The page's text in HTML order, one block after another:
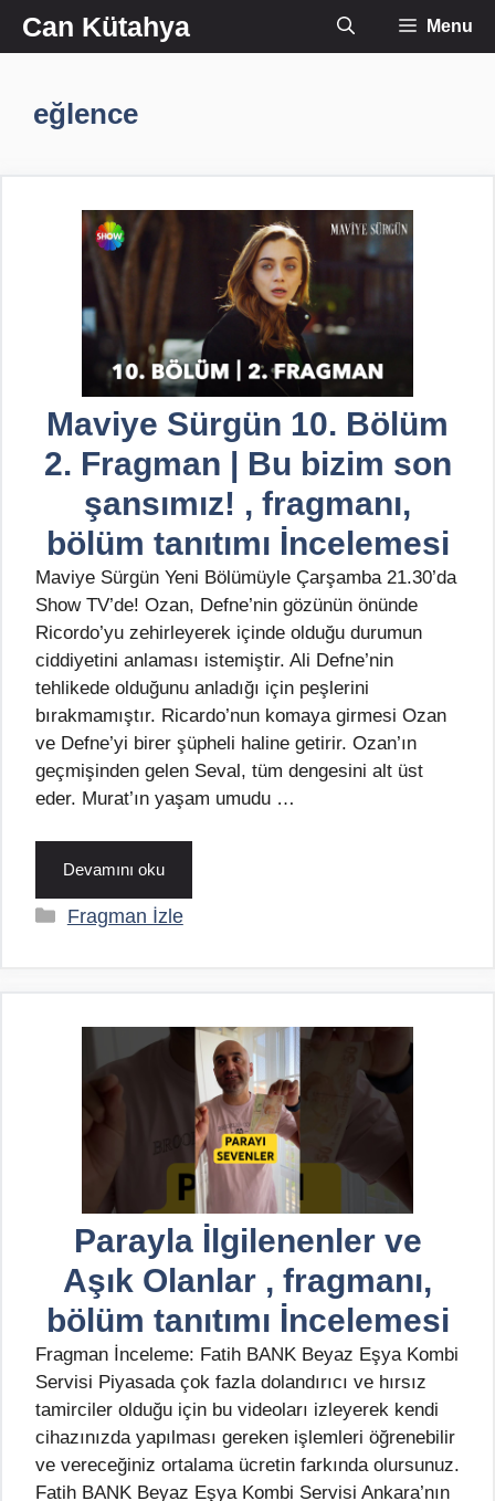
İçeriğe
atlaCan Kütahya Menu
eğlence
Maviye Sürgün 10. Bölüm
2. Fragman | Bu bizim son
şansımız! , fragmanı,
bölüm tanıtımı İncelemesi
Maviye Sürgün Yeni Bölümüyle Çarşamba 21.30’da
Show TV’de! Ozan, Defne’nin gözünün önünde
Ricordo’yu zehirleyerek içinde olduğu durumun
ciddiyetini anlaması istemiştir. Ali Defne’nin
tehlikede olduğunu anladığı için peşlerini
bırakmamıştır. Ricardo’nun komaya girmesi Ozan
ve Defne’yi birer şüpheli haline getirir. Ozan’ın
geçmişinden gelen Seval, tüm dengesini alt üst
eder. Murat’ın yaşam umudu …
Devamını oku
Kategoriler
Fragman İzle
Parayla İlgilenenler ve
Aşık Olanlar , fragmanı,
bölüm tanıtımı İncelemesi
Fragman İnceleme: Fatih BANK Beyaz Eşya Kombi
Servisi Piyasada çok fazla dolandırıcı ve hırsız
tamirciler olduğu için bu videoları izleyerek kendi
cihazınızda yapılması gereken işlemleri öğrenebilir
ve vereceğiniz ortalama ücretin farkında olursunuz.
Fatih BANK Beyaz Eşya Kombi Servisi Ankara’nın